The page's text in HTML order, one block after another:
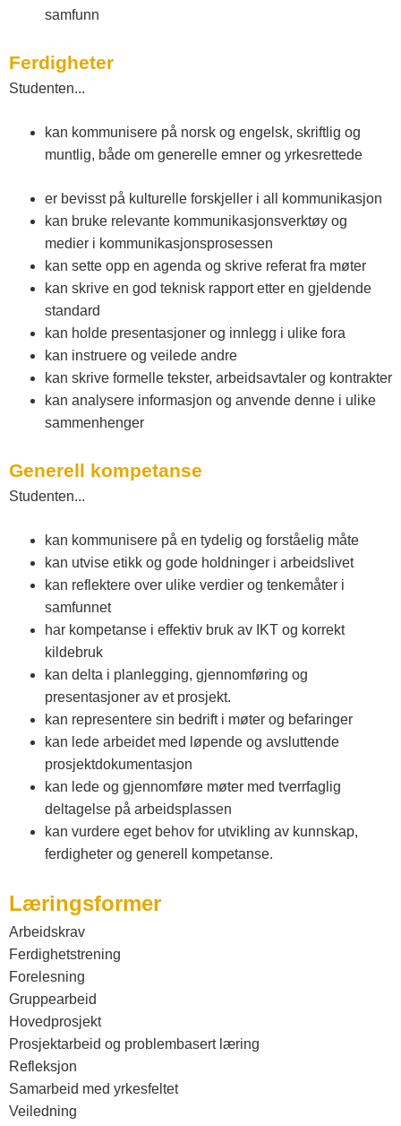
samfunn
Ferdigheter
Studenten...
kan kommunisere på norsk og engelsk, skriftlig og
muntlig, både om generelle emner og yrkesrettede
er bevisst på kulturelle forskjeller i all kommunikasjon
kan bruke relevante kommunikasjonsverktøy og
medier i kommunikasjonsprosessen
kan sette opp en agenda og skrive referat fra møter
kan skrive en god teknisk rapport etter en gjeldende
standard
kan holde presentasjoner og innlegg i ulike fora
kan instruere og veilede andre
kan skrive formelle tekster, arbeidsavtaler og kontrakter
kan analysere informasjon og anvende denne i ulike
sammenhenger
Generell kompetanse
Studenten...
kan kommunisere på en tydelig og forståelig måte
kan utvise etikk og gode holdninger i arbeidslivet
kan reflektere over ulike verdier og tenkemåter i
samfunnet
har kompetanse i effektiv bruk av IKT og korrekt
kildebruk
kan delta i planlegging, gjennomføring og
presentasjoner av et prosjekt.
kan representere sin bedrift i møter og befaringer
kan lede arbeidet med løpende og avsluttende
prosjektdokumentasjon
kan lede og gjennomføre møter med tverrfaglig
deltagelse på arbeidsplassen
kan vurdere eget behov for utvikling av kunnskap,
ferdigheter og generell kompetanse.
Læringsformer
Arbeidskrav
Ferdighetstrening
Forelesning
Gruppearbeid
Hovedprosjekt
Prosjektarbeid og problembasert læring
Refleksjon
Samarbeid med yrkesfeltet
Veiledning